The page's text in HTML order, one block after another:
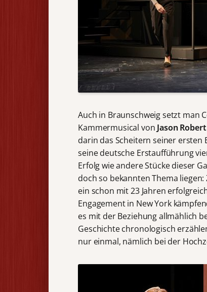
Auch in Braunschweig setzt man
Kammermusical von Jason
darin das Scheitern seiner ersten
seine deutsche Erstaufführung
Erfolg wie andere Stücke dieser
doch so bekannten Thema
ein schon mit 23 Jahren
Engagement in New York
es mit der Beziehung allmählich
Geschichte chronologisch
nur einmal, nämlich bei der